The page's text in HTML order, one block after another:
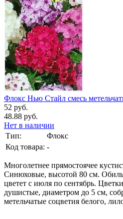
Флокс Нью Стайл смесь
52 руб.
48.88 руб.
Нет в наличии
Тип:
Флокс
Код товара: -
Многолетнее прямостоячее
Синюховые, высотой 80 см.
цветет с июля по сентябрь.
душистые, диаметром до 5 см,
метельчатые соцветия белого,